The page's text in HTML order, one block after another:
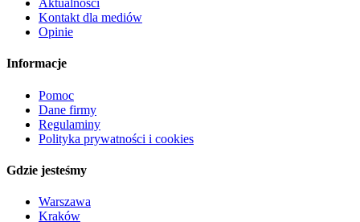
Aktualności
Kontakt dla mediów
Opinie
Informacje
Pomoc
Dane firmy
Regulaminy
Polityka prywatności i cookies
Gdzie jesteśmy
Warszawa
Kraków